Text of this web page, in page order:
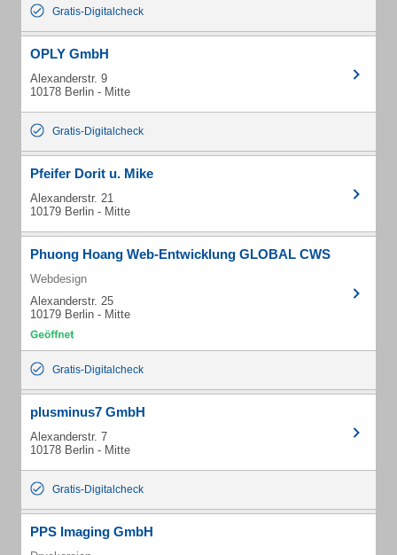
Gratis-Digitalcheck
OPLY GmbH
Alexanderstr. 9
10178 Berlin - Mitte
Gratis-Digitalcheck
Pfeifer Dorit u. Mike
Alexanderstr. 21
10179 Berlin - Mitte
Phuong Hoang Web-Entwicklung GLOBAL CWS
Webdesign
Alexanderstr. 25
10179 Berlin - Mitte
Gratis-Digitalcheck
plusminus7 GmbH
Alexanderstr. 7
10178 Berlin - Mitte
Gratis-Digitalcheck
PPS Imaging GmbH